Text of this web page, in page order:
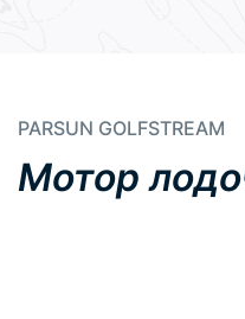
PARSUN GOLFSTREAM
Мотор